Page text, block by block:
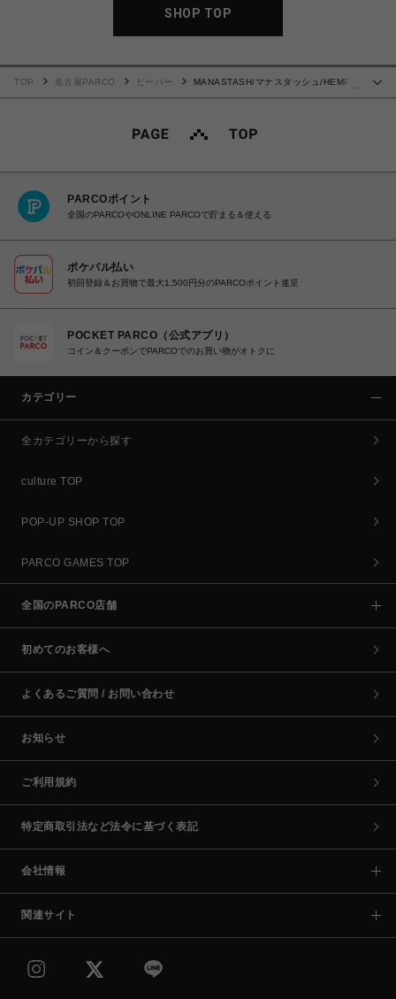
SHOP TOP
…
TOP 名古屋PARCO ビーバー
MANASTASH/マナスタッシュ/HEMP
PARCOポイント
全国のPARCOやONLINE PARCOで貯まる＆使える
ポケパル払い
初回登録＆お買物で最大1,500円分のPARCOポイント進呈
POCKET PARCO（公式アプリ）
コイン＆クーポンでPARCOでのお買い物がオトクに
カテゴリー
全カテゴリーから探す
culture TOP
POP-UP SHOP TOP
PARCO GAMES TOP
全国のPARCO店舗
初めてのお客様へ
よくあるご質問 / お問い合わせ
お知らせ
ご利用規約
特定商取引法など法令に基づく表記
会社情報
関連サイト